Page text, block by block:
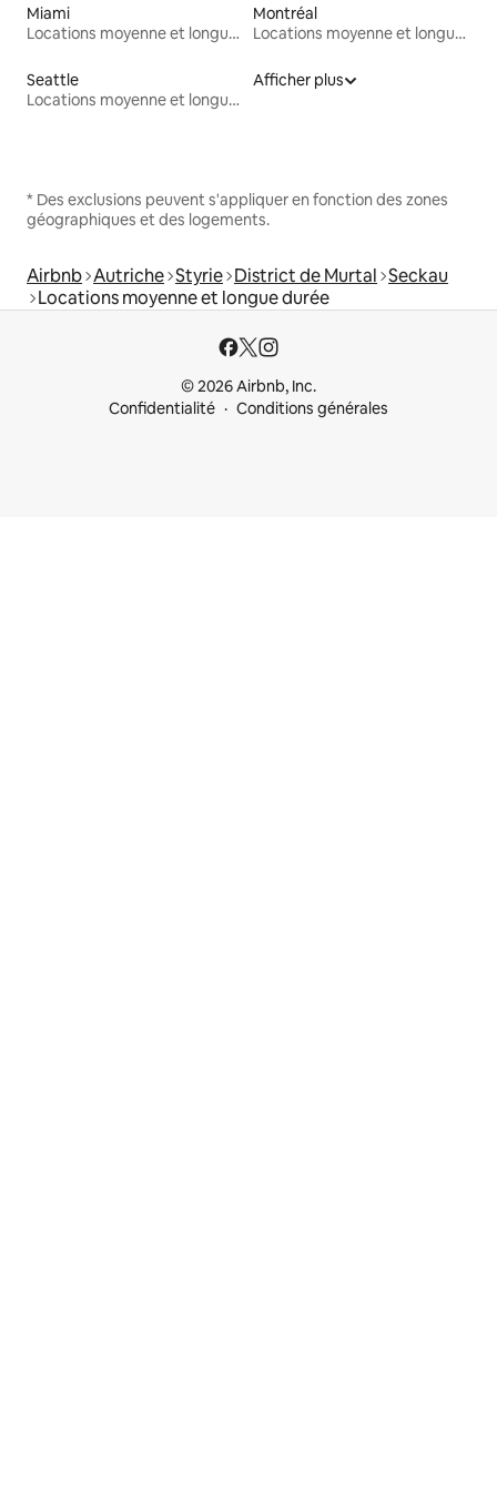
Miami
Locations moyenne et longue durée
Montréal
Locations moyenne et longue durée
Seattle
Locations moyenne et longue durée
Afficher plus
* Des exclusions peuvent s'appliquer en fonction des zones
géographiques et des logements.
Airbnb Autriche Styrie District de Murtal Seckau
Locations moyenne et longue durée
© 2026 Airbnb, Inc.
Confidentialité
Conditions générales